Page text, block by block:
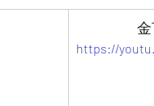
金
https://